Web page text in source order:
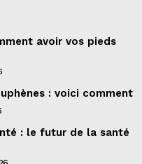
avoir vos pieds
: voici comment
: le futur de la santé